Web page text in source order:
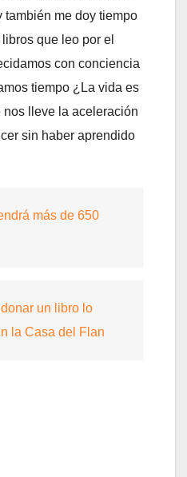
también me doy tiempo
que leo por el
con conciencia
tiempo ¿La vida es
lleve la aceleración
sin haber aprendido
más de 650
un libro lo
la Casa del Flan